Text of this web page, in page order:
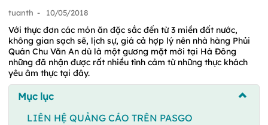
tuanth - 10/05/2018
Với thực đơn các món ăn đặc sắc đến từ 3 miền đất nước,
không gian sạch sẽ, lịch sự, giá cả hợp lý nên nhà hàng Phủi
Quán Chu Văn An dù là một gương mặt mới tại Hà Đông
những đã nhận được rất nhiều tình cảm từ những thực khách
yêu âm thực tại đây.
Mục lục
LIÊN HỆ QUẢNG CÁO TRÊN PASGO